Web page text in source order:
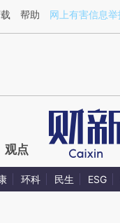
wavz5ZLb](https://
帮助 网上有害信息
观点
环科 民生 ESG